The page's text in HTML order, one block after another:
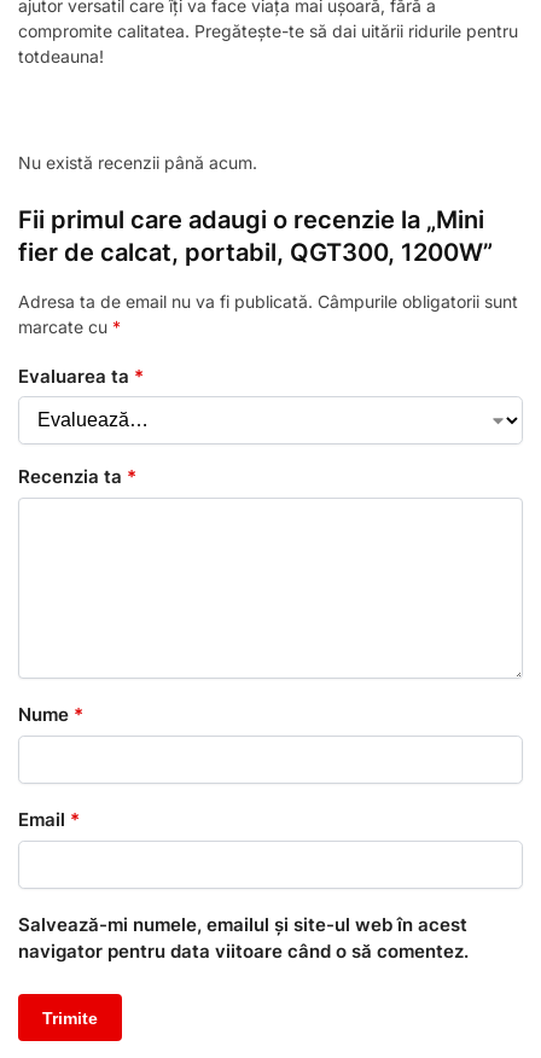
ajutor versatil care îți va face viața mai ușoară, fără a
compromite calitatea. Pregătește-te să dai uitării ridurile pentru
totdeauna!
Nu există recenzii până acum.
Fii primul care adaugi o recenzie la „Mini
fier de calcat, portabil, QGT300, 1200W”
Adresa ta de email nu va fi publicată. Câmpurile obligatorii sunt
marcate cu *
Evaluarea ta *
Recenzia ta *
Nume *
Email *
Salvează-mi numele, emailul și site-ul web în acest
navigator pentru data viitoare când o să comentez.